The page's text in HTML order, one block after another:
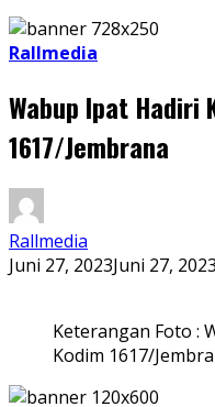
Rallmedia
Wabup Ipat Hadiri
1617/Jembrana
Rallmedia
Juni 27, 2023Juni 27, 2023
Keterangan Foto :
Kodim 1617/